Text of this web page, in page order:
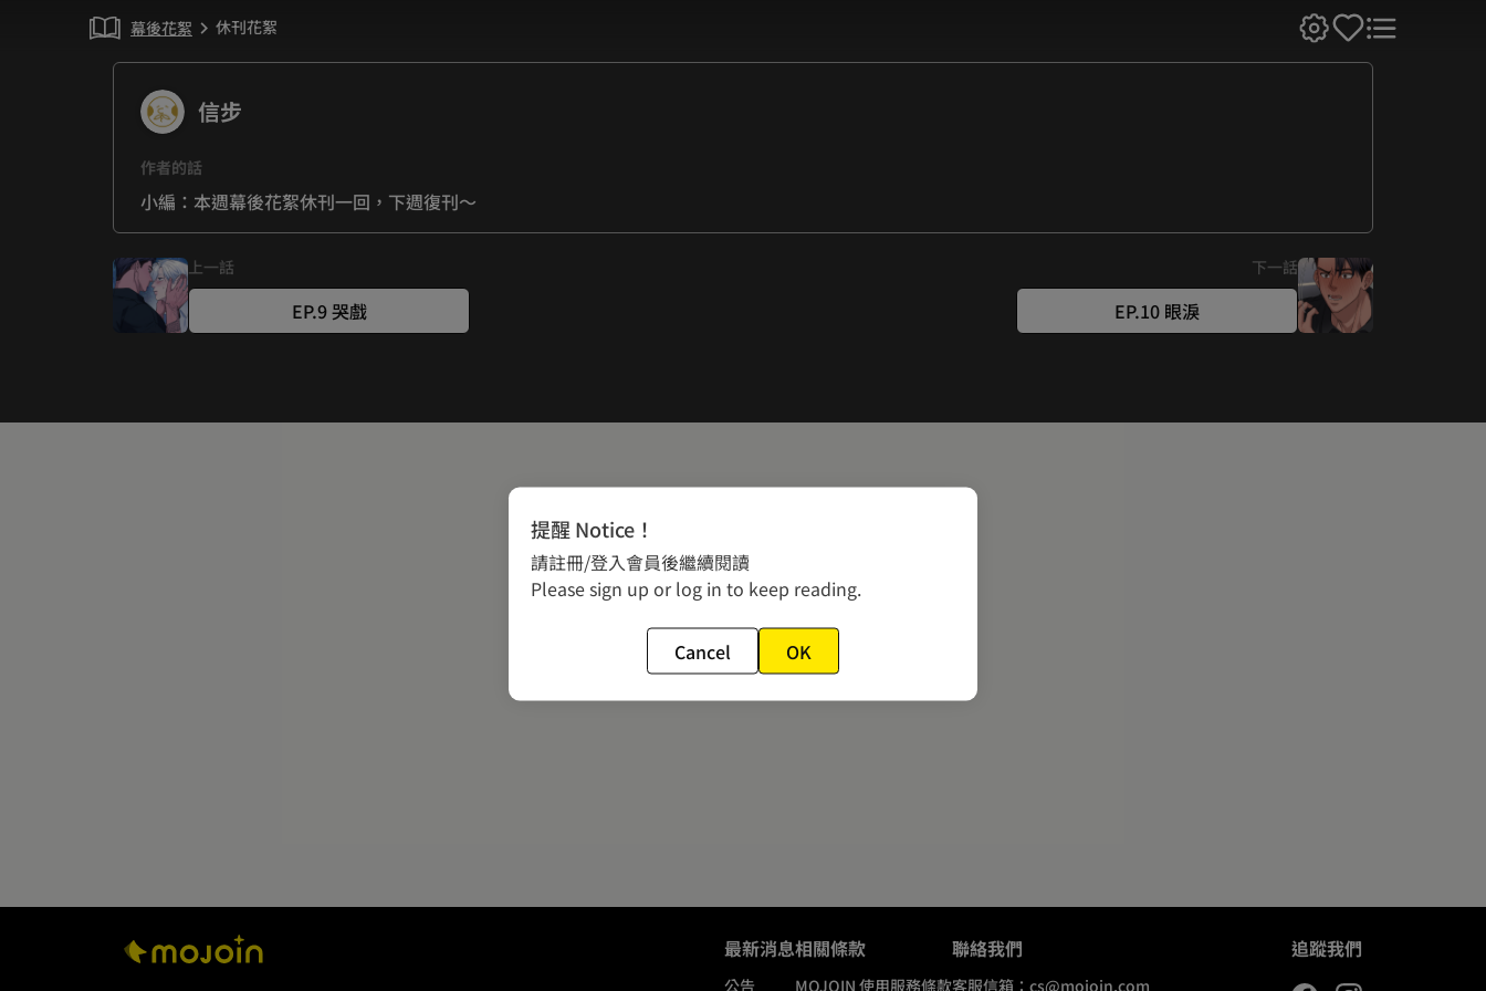
幕後花絮 chevron_right 休刊花絮
信步
作者的話
小編：本週幕後花絮休刊一回，下週復刊～
上一話
EP.9 哭戲
下一話
EP.10 眼淚
最新消息
公告
相關條款
MOJOIN 使用服務條款
聯絡我們
客服信箱： cs@mojoin.com
追蹤我們
提醒 Notice！
請註冊/登入會員後繼續閱讀
Please sign up or log in to keep reading.
Cancel OK